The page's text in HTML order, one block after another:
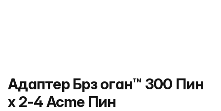
Име на производот
Адаптер Брз оган™ 300 Пин
x 2-4 Acme Пин